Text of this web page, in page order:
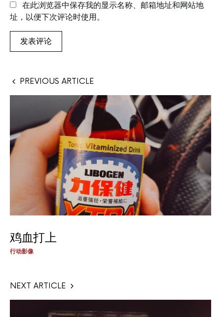
在此浏览器中保存我的显示名称、邮箱地址和网站地
址，以便下次评论时使用。
PREVIOUS ARTICLE
鸡血打上
行动影像
NEXT ARTICLE